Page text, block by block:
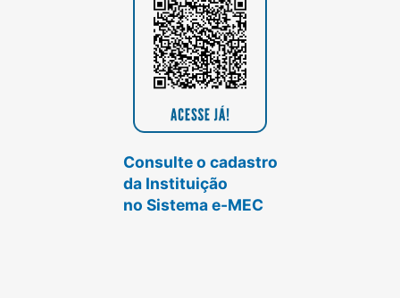
Consulte o cadastro
da Instituição
no Sistema e-MEC